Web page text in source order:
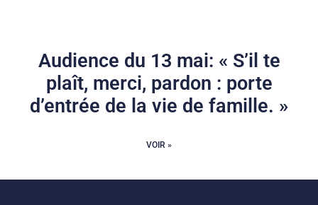
Audience du 13 mai: « S’il te
plaît, merci, pardon : porte
d’entrée de la vie de famille. »
VOIR »